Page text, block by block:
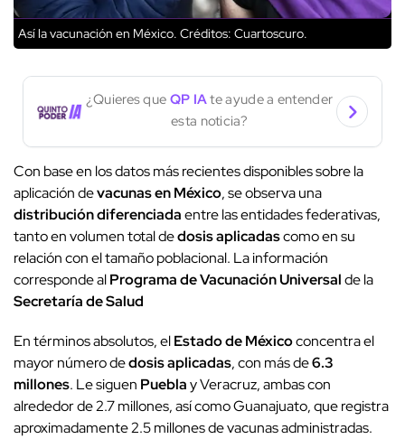
Así la vacunación en México. Créditos: Cuartoscuro.
¿Quieres que QP IAte ayude a entender
esta noticia?
Con base en los datos más recientes disponibles sobre la
aplicación devacunas en México, se observa una
distribución diferenciadaentre las entidades federativas,
tanto en volumen total dedosis aplicadascomo en su
relación con el tamaño poblacional. La información
corresponde alPrograma de Vacunación Universalde la
Secretaría de Salud
En términos absolutos, elEstado de Méxicoconcentra el
mayor número dedosis aplicadas, con más de6.3
millones. Le siguen Pueblay Veracruz, ambas con
alrededor de 2.7 millones, así como Guanajuato, que registra
aproximadamente 2.5 millones de vacunas administradas.